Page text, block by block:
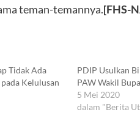
teman-temannya.[FHS-
Tidak Ada
Kelulusan
PDIP Usulkan
PAW Wakil
5 Mei 2020
dalam "Berita